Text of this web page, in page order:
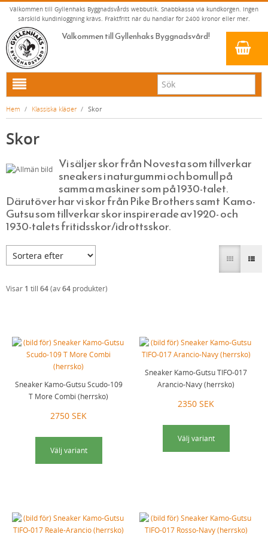
Välkommen till Gyllenhaks Byggnadsvårds webbutik. Snabbkassa via kundkorgen. Ingen
särskild kundinloggning krävs. Fraktfritt när du handlar för 2400 kronor eller mer.
Välkommen till Gyllenhaks Byggnadsvård!
HEM
LINOLJEFÄRG & SLAMFÄRG MED MERA
LINOLJEFÄRGER
VITA KULÖRER
GRÅ KULÖRER
GULA KULÖRER
RÖDA KULÖRER
GRÖNA KULÖRER
BLÅ KULÖRER
ROSTSKYDD
EGNA KULÖRER
TRISS I APELSINFEST
MATTA LINOLJEFÄRGER
FALU RÖDFÄRG (SLAMFÄRGER)
KONSTNÄRSFÄRGER
VITT
GULT/ORANGE
RÖTT
JORDFÄRGER
SVART
LACK, LASYRER, FERNISSOR & OLJOR
LINOLJESÅPA OCH MÅLARTVÄTT
PENSLAR
SPACKEL & SCHELLACK
LIMMER, KRITA, VAX & ANNAT
KLASSISKA KLÄDER
RESISTANT WORK WEAR
STORVÄSTAR
VÄSTAR
BYXOR
JACKOR, ANORAKER OCH BUSSARONGER
TRÖJOR & KOFTOR
FLEURS DE BAGNE
MERZ B. SCHWANEN
ARMOR LUX
HEMEN BIARRITZ
KAMO-GUTSU (SKOR)
SKOR
Hem / Klassiska kläder / Skor
Skor
Vi säljer skor från Novesta som tillverkar
sneakers i naturgummi och bomull på
samma maskiner som på 1930-talet.
Därutöver har vi skor från Pike Brothers samt Kamo-
Gutsu som tillverkar skor inspirerade av 1920- och
1930-talets fritidsskor/idrottsskor.
Visar 1 till 64(av64 produkter)
Sneaker Kamo-Gutsu Scudo-109
T More Combi (herrsko)
2750 SEK
Välj variant
Sneaker Kamo-Gutsu TIFO-017
Arancio-Navy (herrsko)
2350 SEK
Välj variant